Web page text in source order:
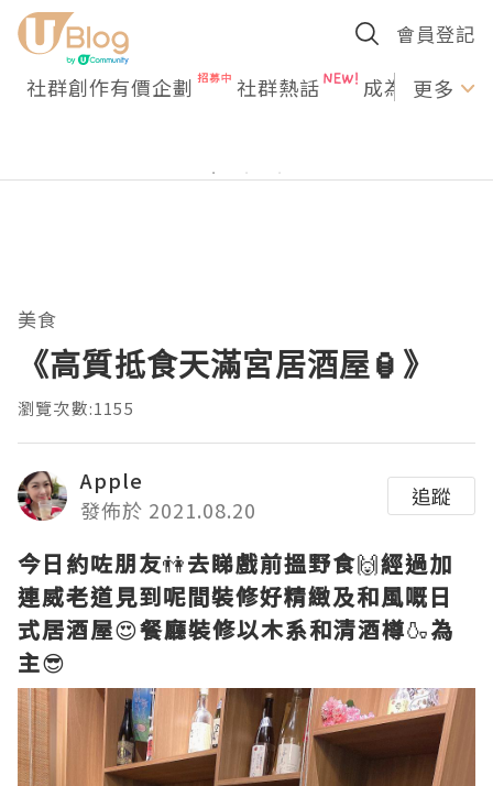
會員登記
社群創作有價企劃 社群熱話 成為U更多
美食
《高質抵食天滿宮居酒屋🏮》
瀏覽次數:1155
Apple
發佈於 2021.08.20
追蹤
今日約咗朋友👫去睇戲前搵野食🙌經過加
連威老道見到呢間裝修好精緻及和風嘅日
式居酒屋😍餐廳裝修以木系和清酒樽🍶為
主😎